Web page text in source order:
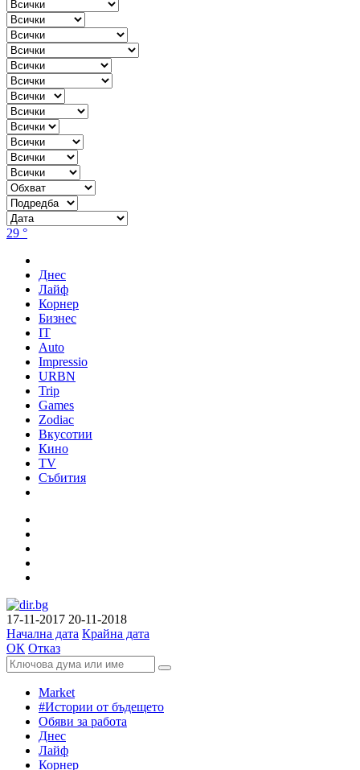
29 °
Днес
Лайф
Корнер
Бизнес
IT
Auto
Impressio
URBN
Trip
Games
Zodiac
Вкусотии
Кино
TV
Събития
17-11-2017 20-11-2018
Начална дата Крайна дата
ОК Отказ
Market
#Истории от бъдещето
Обяви за работа
Днес
Лайф
Корнер